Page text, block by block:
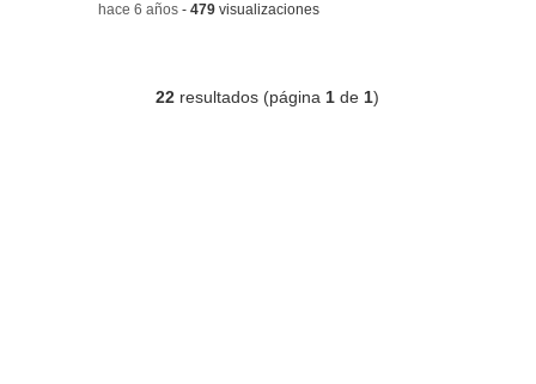
-hace 6 años -479 visualizaciones
22 resultados (página 1 de 1)